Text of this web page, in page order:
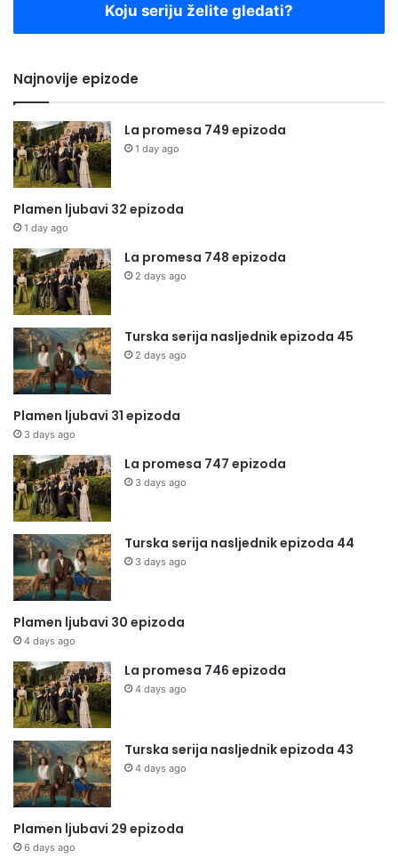
Koju seriju želite gledati?
Najnovije epizode
La promesa 749 epizoda
1 day ago
Plamen ljubavi 32 epizoda
1 day ago
La promesa 748 epizoda
2 days ago
Turska serija nasljednik epizoda 45
2 days ago
Plamen ljubavi 31 epizoda
3 days ago
La promesa 747 epizoda
3 days ago
Turska serija nasljednik epizoda 44
3 days ago
Plamen ljubavi 30 epizoda
4 days ago
La promesa 746 epizoda
4 days ago
Turska serija nasljednik epizoda 43
4 days ago
Plamen ljubavi 29 epizoda
6 days ago